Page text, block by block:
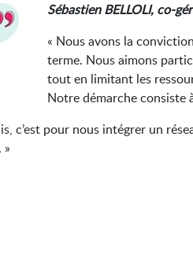
Sébastien BELLOLI, co-
« Nous avons la
terme. Nous aimons
tout en limitant les
Notre démarche consiste
c’est pour nous intégrer un
»